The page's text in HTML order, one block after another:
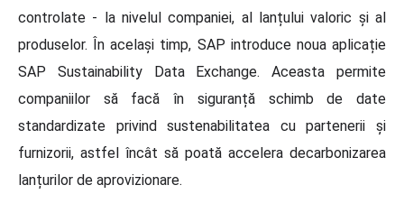
controlate - la nivelul companiei, al lanțului valoric și al
produselor. În același timp, SAP introduce noua aplicație
SAP Sustainability Data Exchange. Aceasta permite
companiilor să facă în siguranță schimb de date
standardizate privind sustenabilitatea cu partenerii și
furnizorii, astfel încât să poată accelera decarbonizarea
lanțurilor de aprovizionare.